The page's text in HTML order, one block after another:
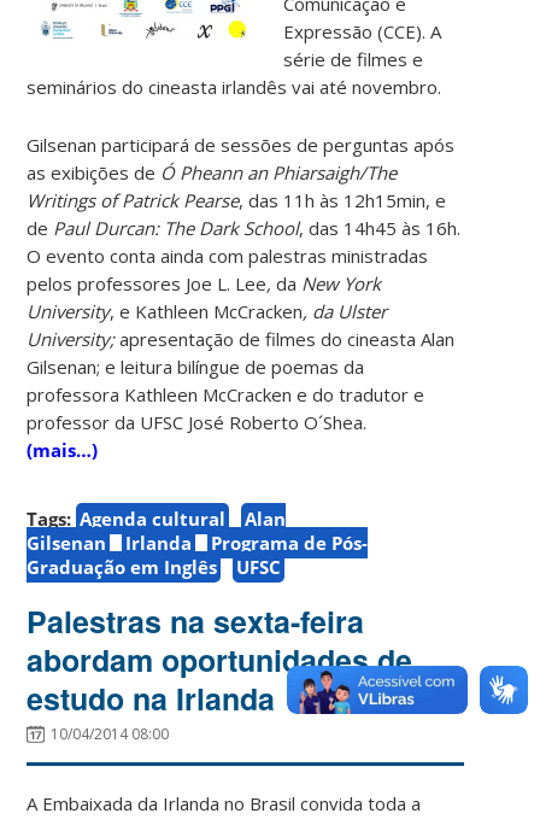
Expressão (CCE). A
série de filmes e
seminários do cineasta irlandês vai até novembro.
Gilsenan participará de sessões de perguntas após
as exibições de Ó Pheann an Phiarsaigh/The
Writings of Patrick Pearse, das 11h às 12h15min, e
de Paul Durcan: The Dark School, das 14h45 às 16h.
O evento conta ainda com palestras ministradas
pelos professores Joe L. Lee,da New York
University, e Kathleen McCracken, da Ulster
University;apresentação de filmes do cineasta Alan
Gilsenan; e leitura bilíngue de poemas da
professora Kathleen McCracken e do tradutor e
professor da UFSC José Roberto O´Shea.
(mais…)
Tags: Agenda cultural
Alan
Gilsenan
Irlanda
Programa de Pós-
Graduação em Inglês
UFSC
Palestras na sexta-feira
abordam oportunidades de
estudo na Irlanda
10/04/2014 08:00
A Embaixada da Irlanda no Brasil convida toda a